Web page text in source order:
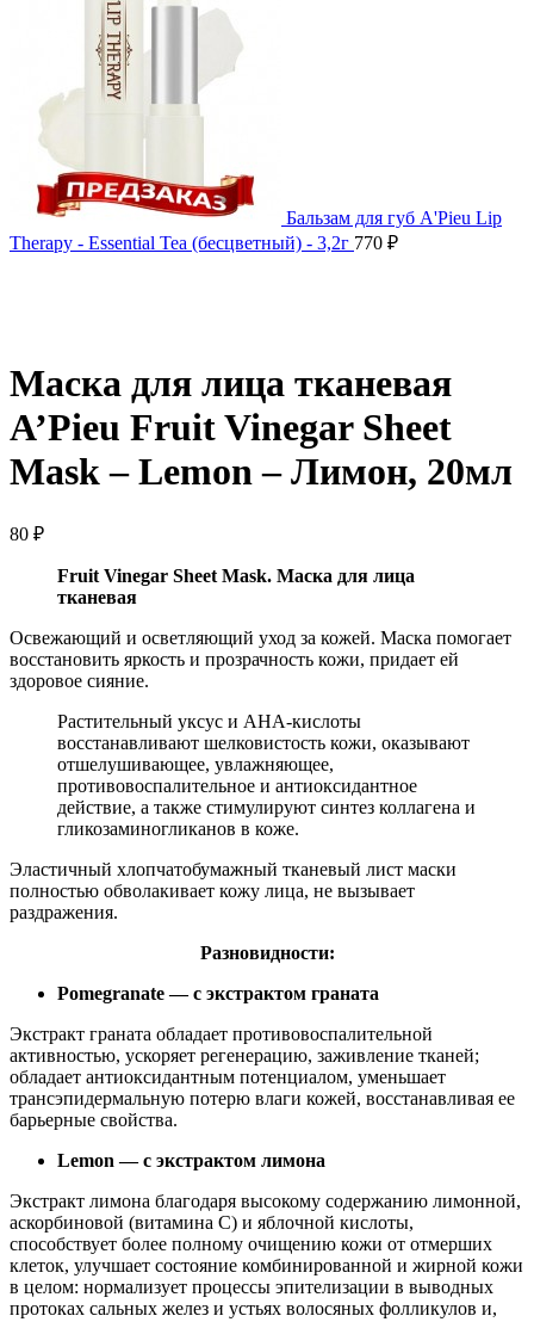
Бальзам для губ A'Pieu Lip
Therapy - Essential Tea (бесцветный) - 3,2г 770 ₽
Маска для лица тканевая
A’Pieu Fruit Vinegar Sheet
Mask – Lemon – Лимон, 20мл
80 ₽
Fruit Vinegar Sheet Mask. Маска для лица
тканевая
Освежающий и осветляющий уход за кожей. Маска помогает
восстановить яркость и прозрачность кожи, придает ей
здоровое сияние.
Растительный уксус и АНА-кислоты
восстанавливают шелковистость кожи, оказывают
отшелушивающее, увлажняющее,
противовоспалительное и антиоксидантное
действие, а также стимулируют синтез коллагена и
гликозаминогликанов в коже.
Эластичный хлопчатобумажный тканевый лист маски
полностью обволакивает кожу лица, не вызывает
раздражения.
Разновидности:
Pomegranate — с экстрактом граната
Экстракт граната обладает противовоспалительной
активностью, ускоряет регенерацию, заживление тканей;
обладает антиоксидантным потенциалом, уменьшает
трансэпидермальную потерю влаги кожей, восстанавливая ее
барьерные свойства.
Lemon — с экстрактом лимона
Экстракт лимона благодаря высокому содержанию лимонной,
аскорбиновой (витамина С) и яблочной кислоты,
способствует более полному очищению кожи от отмерших
клеток, улучшает состояние комбинированной и жирной кожи
в целом: нормализует процессы эпителизации в выводных
протоках сальных желез и устьях волосяных фолликулов и,